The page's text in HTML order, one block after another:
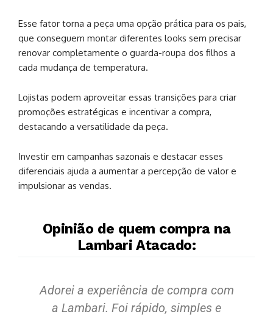
Esse fator torna a peça uma opção prática para os pais,
que conseguem montar diferentes looks sem precisar
renovar completamente o guarda-roupa dos filhos a
cada mudança de temperatura.
Lojistas podem aproveitar essas transições para criar
promoções estratégicas e incentivar a compra,
destacando a versatilidade da peça.
Investir em campanhas sazonais e destacar esses
diferenciais ajuda a aumentar a percepção de valor e
impulsionar as vendas.
Opinião de quem compra na
Lambari Atacado:
Adorei a experiência de compra com
a Lambari. Foi rápido, simples e